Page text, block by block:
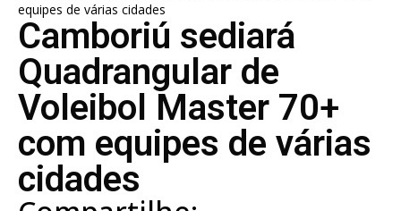
equipes de várias cidades
Camboriú sediará
Quadrangular de
Voleibol Master 70+
com equipes de várias
cidades